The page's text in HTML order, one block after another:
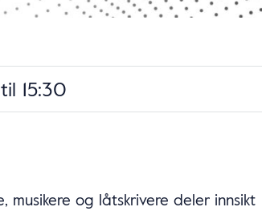
til 15:30
musikere og låtskrivere deler innsikt